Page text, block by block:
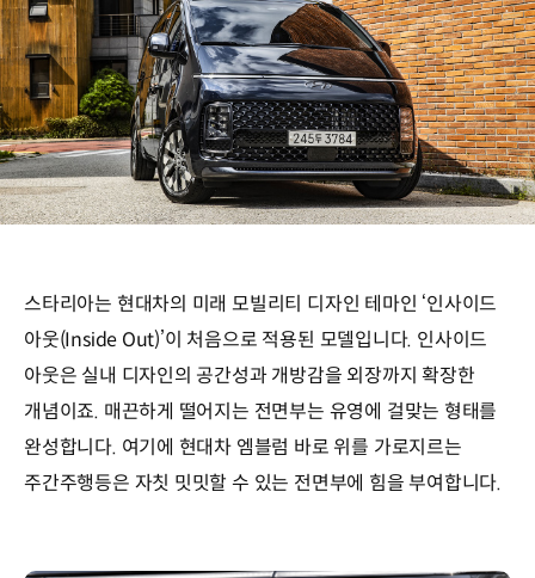
스타리아는 현대차의 미래 모빌리티 디자인 테마인 ‘인사이드
아웃(Inside Out)’이 처음으로 적용된 모델입니다. 인사이드
아웃은 실내 디자인의 공간성과 개방감을 외장까지 확장한
개념이죠. 매끈하게 떨어지는 전면부는 유영에 걸맞는 형태를
완성합니다. 여기에 현대차 엠블럼 바로 위를 가로지르는
주간주행등은 자칫 밋밋할 수 있는 전면부에 힘을 부여합니다.